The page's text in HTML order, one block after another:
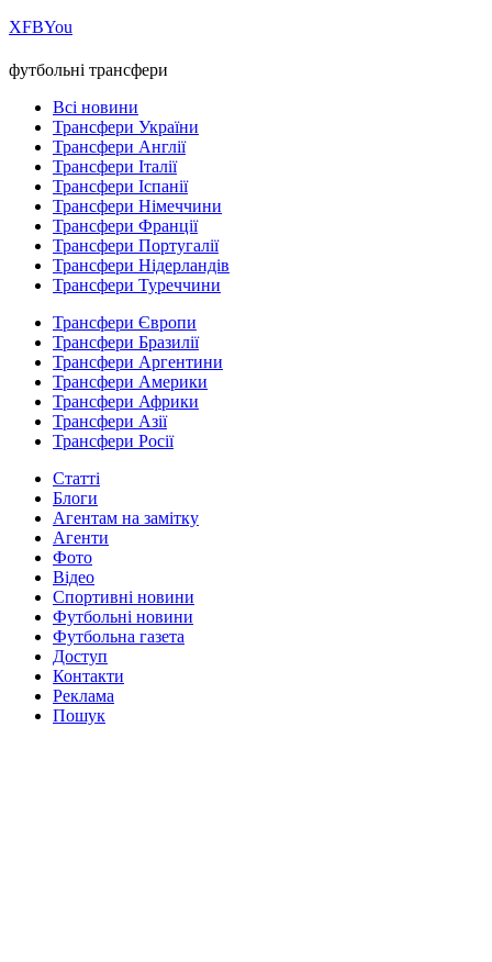
ХFBYou
футбольні трансфери
Всі новини
Трансфери України
Трансфери Англії
Трансфери Італії
Трансфери Іспанії
Трансфери Німеччини
Трансфери Франції
Трансфери Португалії
Трансфери Нідерландів
Трансфери Туреччини
Трансфери Європи
Трансфери Бразилії
Трансфери Аргентини
Трансфери Америки
Трансфери Африки
Трансфери Азії
Трансфери Росії
Статті
Блоги
Агентам на замітку
Агенти
Фото
Відео
Спортивні новини
Футбольні новини
Футбольна газета
Доступ
Контакти
Реклама
Пошук